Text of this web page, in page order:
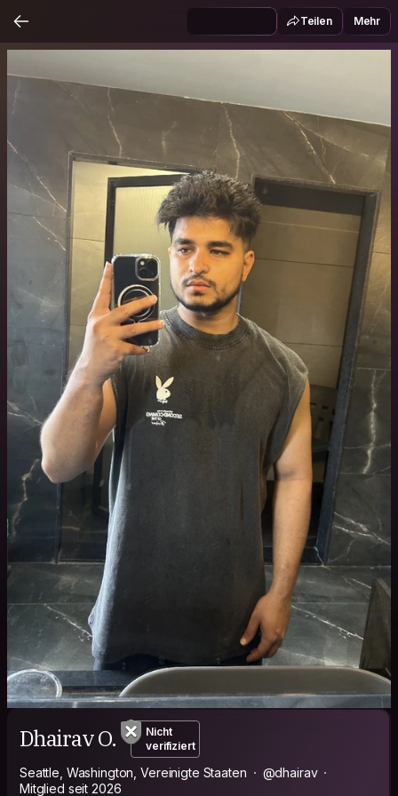
Teilen Mehr
Dhairav O.
Nicht
verifiziert
Seattle, Washington, Vereinigte Staaten
@dhairav
Mitglied seit 2026